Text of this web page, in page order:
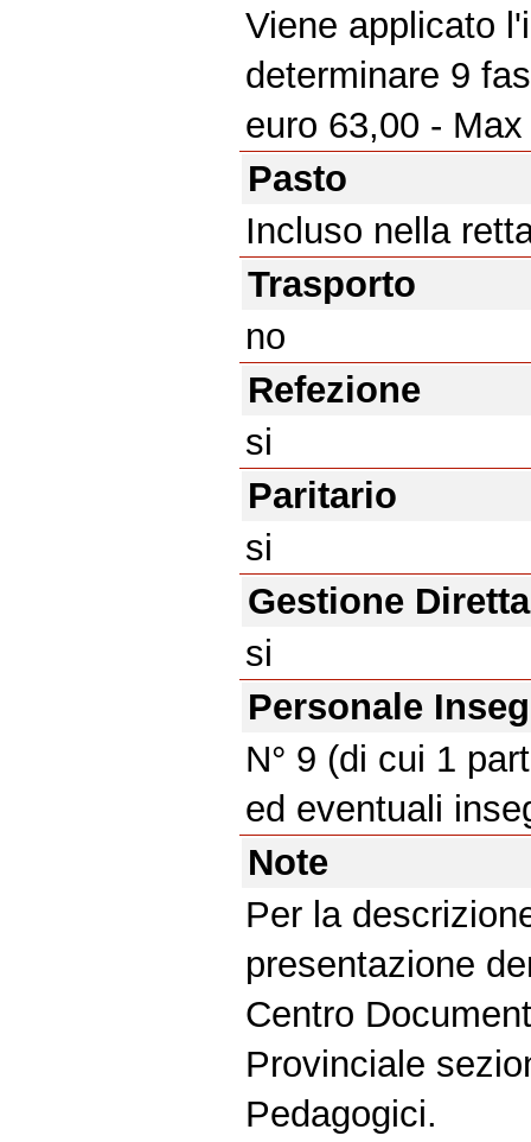
Viene applicato
determinare 9
euro 63,00 -
Pasto
Incluso nella
Trasporto
no
Refezione
si
Paritario
si
Gestione Diretta
si
Personale
N° 9 (di cui 1
ed eventuali
Note
Per la
presentazione
Centro
Provinciale
Pedagogici.